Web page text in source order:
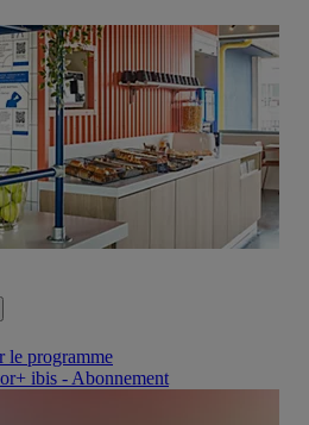
le programme
ibis - Abonnement